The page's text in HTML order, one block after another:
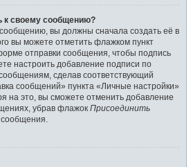
к своему сообщению?
вы должны сначала создать её в
вы можете отметить флажком пункт
отправки сообщения, чтобы подпись
настроить добавление подписи по
сделав соответствующий
сообщений» пункта «Личные настройки»
на это, вы сможете отменить добавление
убрав флажок Присоединить